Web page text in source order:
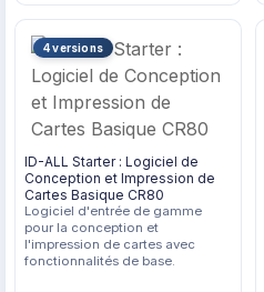
4 versions
ID-ALL Starter : Logiciel de
Conception et Impression de
Cartes Basique CR80
Logiciel d'entrée de gamme
pour la conception et
l'impression de cartes avec
fonctionnalités de base.